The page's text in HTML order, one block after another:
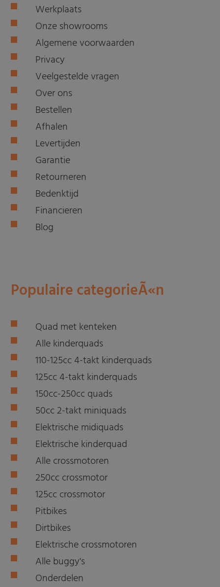
Werkplaats
Onze showrooms
Algemene voorwaarden
Privacy
Veelgestelde vragen
Over ons
Bestellen
Afhalen
Levertijden
Garantie
Retourneren
Bedenktijd
Financieren
Blog
Populaire categorieÃ«n
Quad met kenteken
Alle kinderquads
110-125cc 4-takt kinderquads
125cc 4-takt kinderquads
150cc-250cc quads
50cc 2-takt miniquads
Elektrische midiquads
Elektrische kinderquad
Alle crossmotoren
250cc crossmotor
125cc crossmotor
Pitbikes
Dirtbikes
Elektrische crossmotoren
Alle buggy's
Onderdelen